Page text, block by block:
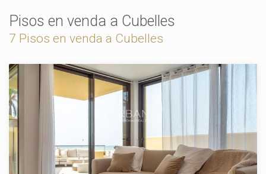
Pisos en venda a Cubelles
7 Pisos en venda a Cubelles